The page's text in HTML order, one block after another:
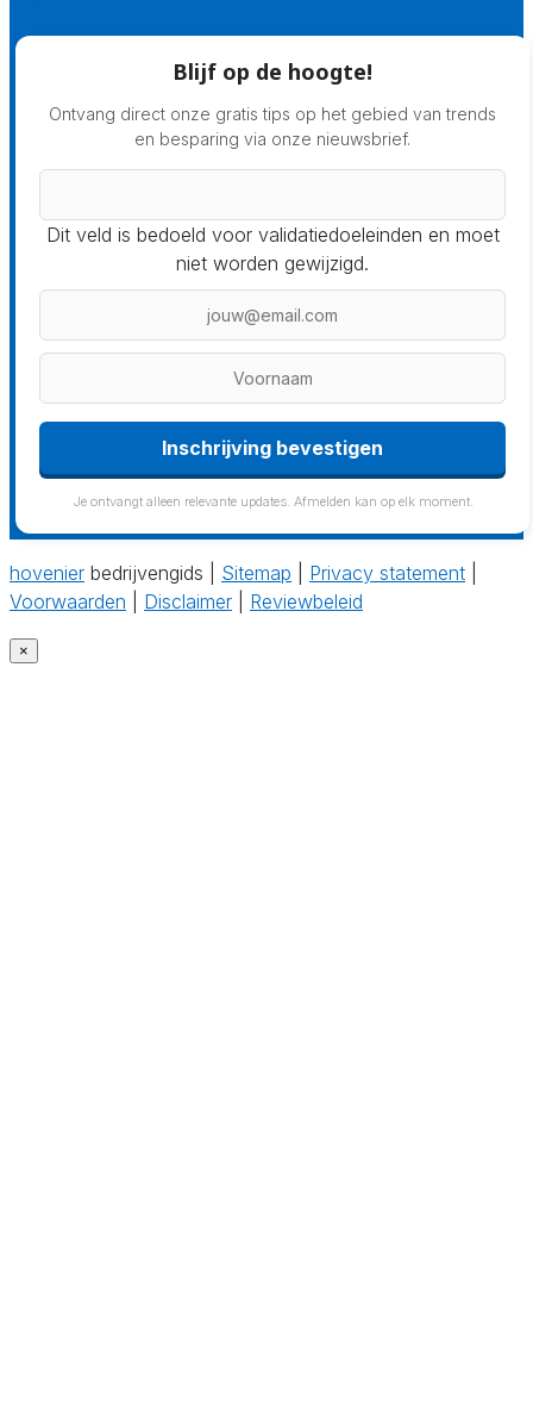
Blijf op de hoogte!
Ontvang direct onze gratis tips op het gebied van trends
en besparing via onze nieuwsbrief.
Dit veld is bedoeld voor validatiedoeleinden en moet
niet worden gewijzigd.
Inschrijving bevestigen
Je ontvangt alleen relevante updates. Afmelden kan op elk moment.
hovenier bedrijvengids | Sitemap Privacy statement
Voorwaarden
Disclaimer Reviewbeleid
×